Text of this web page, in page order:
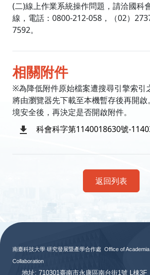
(二)線上作業系統操作問題，請洽國科
線，電話：0800-212-058，（02）
7592。
相關附件
※為降低附件原始檔案遭搜尋引擎索引
將由瀏覽器先下載至本機暫存後再開
境安全後，再決定是否開啟附件。
科會科字第1140018630號-
返回列表
南臺科技大學 研究發展暨產學合作處 Office of
Collaboration
地址: 710301臺南市永康區南台街1號 L